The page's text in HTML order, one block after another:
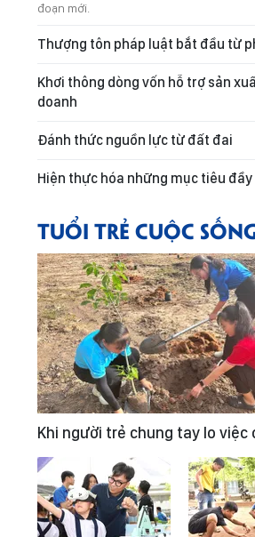
đoạn mới.
Thượng tôn pháp luật bắt đầu từ
Khơi thông dòng vốn hỗ trợ sản
doanh
Đánh thức nguồn lực từ đất đai
Hiện thực hóa những mục tiêu
TUỔI TRẺ CUỘC
Khi người trẻ chung tay lo việc